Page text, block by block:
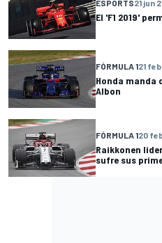
ESPORTS21 jun
El 'F1 2019'
FÓRMULA 121
Honda manda
Albon
FÓRMULA 120
Raikkonen
sufre sus